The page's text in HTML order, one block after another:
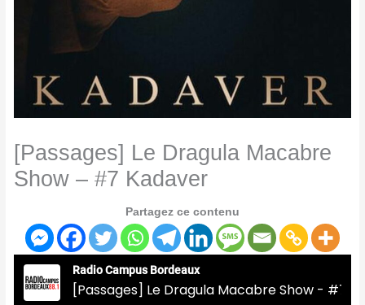
[Passages] Le Dragula Macabre
Show – #7 Kadaver
Partagez ce contenu
Radio Campus Bordeaux